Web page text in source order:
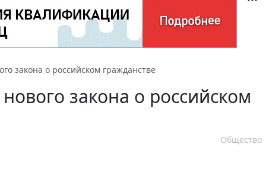
закона о российском гражданстве
закона о российском
Общество